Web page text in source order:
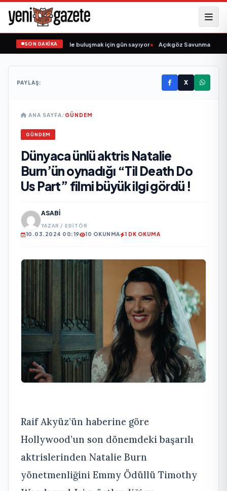
SON DAKİKA
Şarkıcısı” seyircisiyle buluşmak için gün sayıyor• Açıkgöz Savunma Sanayi
PAYLAŞ: X
ANA SAYFA/GÜNDEM
GÜNDEM
Dünyaca ünlü aktris Natalie
Burn’ün oynadığı “Til Death Do
Us Part” filmi büyük ilgi gördü !
ASABI
YAZAR / EDITÖR
10.03.2024 00:19 10 OKUNMA 1 DK OKUMA
Raif Akyüz’ün haberine göre
Hollywood’un son dönemdeki başarılı
aktrislerinden Natalie Burn
yönetmenliğini Emmy Ödüllü Timothy